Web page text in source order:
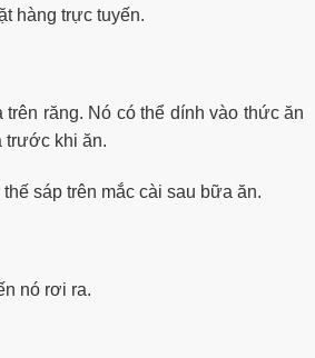
hàng trực tuyến.
răng. Nó có thể dính vào thức ăn
trước khi ăn.
sáp trên mắc cài sau bữa ăn.
nó rơi ra.